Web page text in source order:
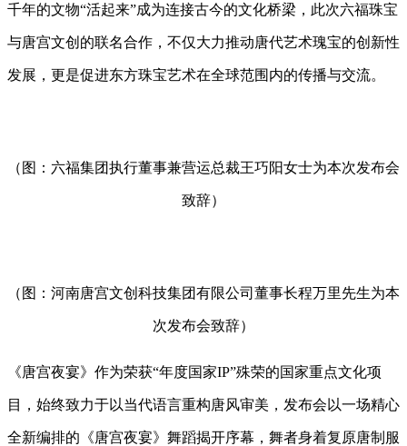
千年的文物“活起来”成为连接古今的文化桥梁，此次六福珠宝
与唐宫文创的联名合作，不仅大力推动唐代艺术瑰宝的创新性
发展，更是促进东方珠宝艺术在全球范围内的传播与交流。
（图：六福集团执行董事兼营运总裁王巧阳女士为本次发布会
致辞）
（图：河南唐宫文创科技集团有限公司董事长程万里先生为本
次发布会致辞）
《唐宫夜宴》作为荣获“年度国家IP”殊荣的国家重点文化项
目，始终致力于以当代语言重构唐风审美，发布会以一场精心
全新编排的《唐宫夜宴》舞蹈揭开序幕，舞者身着复原唐制服